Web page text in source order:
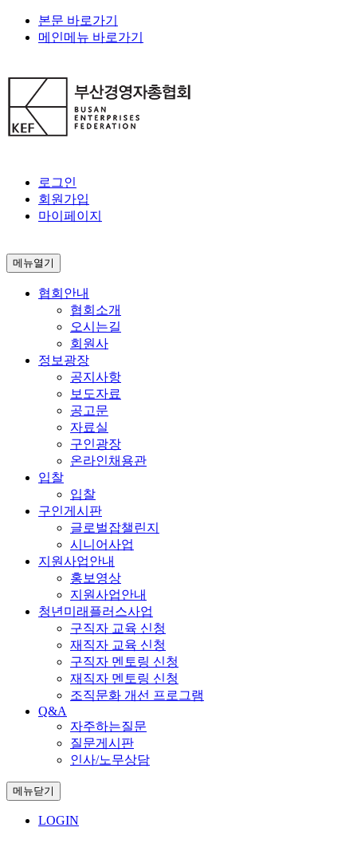
본문 바로가기
메인메뉴 바로가기
로그인
회원가입
마이페이지
메뉴열기
협회안내
협회소개
오시는길
회원사
정보광장
공지사항
보도자료
공고문
자료실
구인광장
온라인채용관
입찰
입찰
구인게시판
글로벌잡챌린지
시니어사업
지원사업안내
홍보영상
지원사업안내
청년미래플러스사업
구직자 교육 신청
재직자 교육 신청
구직자 멘토링 신청
재직자 멘토링 신청
조직문화 개선 프로그램
Q&A
자주하는질문
질문게시판
인사/노무상담
메뉴닫기
LOGIN